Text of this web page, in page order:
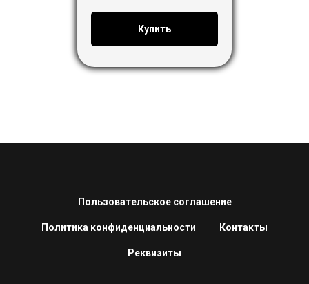
Купить
Пользовательское соглашение
Политика конфиденциальности Контакты
Реквизиты